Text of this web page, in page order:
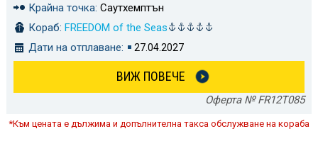
Крайна точка: Саутхемптън
Кораб: FREEDOM of the Seas
Дати на отплаване:
27.04.2027
ВИЖ ПОВЕЧЕ
Оферта № FR12T085
*Към цената е дължима и допълнителна такса обслужване на кораба